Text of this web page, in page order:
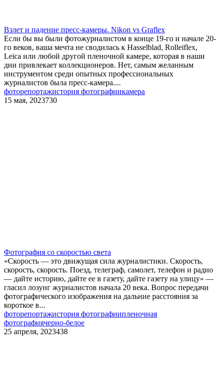
Взлет и падение пресс-камеры. Nikon vs Graflex
Если бы вы были фотожурналистом в конце 19-го и начале 20-
го веков, ваша мечта не сводилась к Hasselblad, Rolleiflex,
Leica или любой другой пленочной камере, которая в наши
дни привлекает коллекционеров. Нет, самым желанным
инструментом среди опытных профессиональных
журналистов была пресс-камера....
фоторепортажистория фотографиикамера
15 мая, 2023730
Фотография со скоростью света
«Скорость — это движущая сила журналистики. Скорость,
скорость, скорость. Поезд, телеграф, самолет, телефон и радио
— дайте историю, дайте ее в газету, дайте газету на улицу» —
гласил лозунг журналистов начала 20 века. Вопрос передачи
фотографического изображения на дальние расстояния за
короткое в...
фоторепортажистория фотографиипленочная
фотографиячерно-белое
25 апреля, 2023438